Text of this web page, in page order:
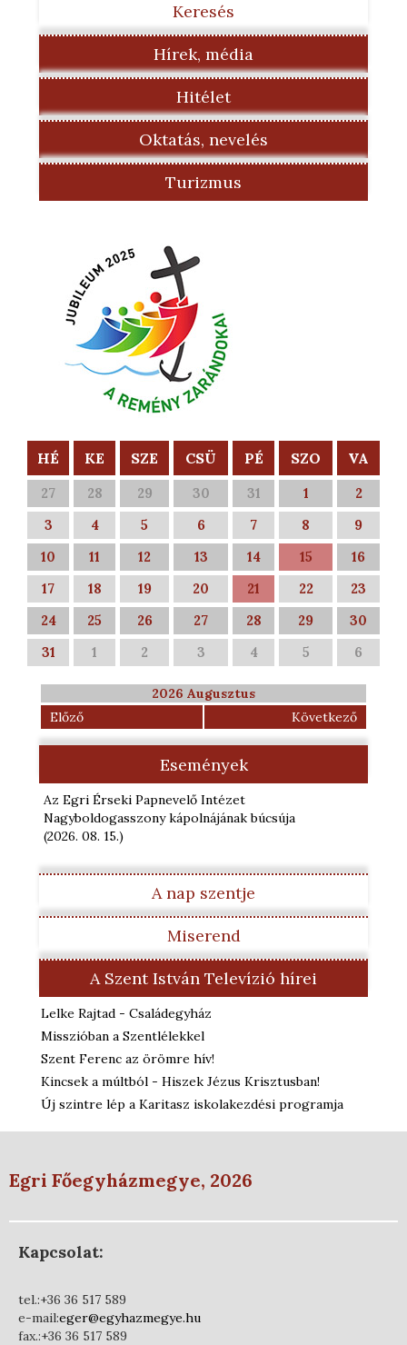
Keresés
Hírek, média
Hitélet
Oktatás, nevelés
Turizmus
HÉ KE SZE CSÜ PÉ SZO VA
27 28 29 30 31 1
2
3
4 5 6 7 8
9
10
11 12 13 14 15
16
17
18 19 20 21 22
23
24
25 26 27 28 29
30
31
1 2 3 4 5 6
2026 Augusztus
Előző
Következő
Események
Az Egri Érseki Papnevelő Intézet
Nagyboldogasszony kápolnájának búcsúja
(2026. 08. 15.)
A nap szentje
Miserend
A Szent István Televízió hírei
Lelke Rajtad - Családegyház
Misszióban a Szentlélekkel
Szent Ferenc az örömre hív!
Kincsek a múltból - Hiszek Jézus Krisztusban!
Új szintre lép a Karitasz iskolakezdési programja
Egri Főegyházmegye, 2026
Kapcsolat:
tel.:+36 36 517 589
e-mail:eger@egyhazmegye.hu
fax.:+36 36 517 589